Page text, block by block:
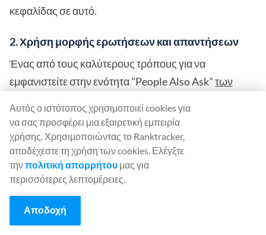
κεφαλίδας σε αυτό.
2. Χρήση μορφής ερωτήσεων και απαντήσεων
Ένας από τους καλύτερους τρόπους για να
εμφανιστείτε στην ενότητα "People Also Ask"των
χρησιμοποιήσετε μια μορφή ερώτησης και απάντησης
γύρω από τις λέξεις-κλειδιά μακράς ουράς σας.
Χρησιμοποιήστε τη λέξη-κλειδί μακράς ουράς σας για
να κάνετε μια άμεση ερώτηση και, στη συνέχεια,
απαντήστε σε 50 λέξεις ή λιγότερο, ακριβώς από κάτω.
Λέξεις-κλειδιά μακράς ουράς για
Αυτός ο ιστότοπος χρησιμοποιεί cookies για
να σας προσφέρει μια εξαιρετική εμπειρία
χρήσης. Χρησιμοποιώντας το Ranktracker,
αποδέχεστε τη χρήση των cookies. Ελέγξτε
τηνπολιτική απορρήτου μας για
περισσότερες λεπτομέρειες.
Αποδοχή